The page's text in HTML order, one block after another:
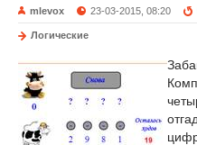
mlevox 23-03-2015, 08:20
Логические